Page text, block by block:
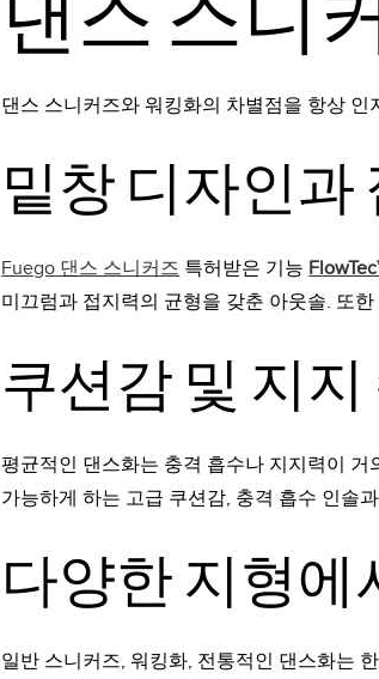
댄스 스니
댄스 스니커즈와 워킹화의 차별점을 항상 인
밑창 디자인과
Fuego 댄스 스니커즈 특허받은 기능
미끄럼과 접지력의 균형을 갖춘 아웃솔. 또
쿠션감 및 지지
평균적인 댄스화는 충격 흡수나 지지력이
가능하게 하는 고급 쿠션감, 충격 흡수 인솔
다양한 지형에
일반 스니커즈, 워킹화, 전통적인 댄스화는